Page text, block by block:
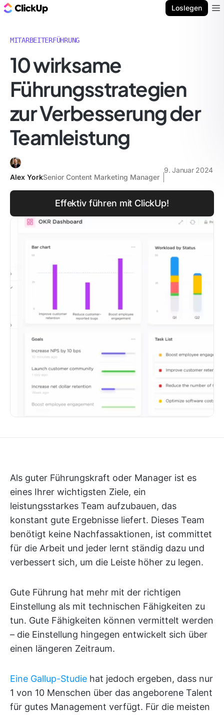
Loslegen
MITARBEITERFÜHRUNG
10 wirksame
Führungsstrategien
zur Verbesserung der
Teamleistung
Alex YorkSenior Content Marketing Manager
9. Januar 2024
Effektiv führen mit ClickUp!
Als guter Führungskraft oder Manager ist es
eines Ihrer wichtigsten Ziele, ein
leistungsstarkes Team aufzubauen, das
konstant gute Ergebnisse liefert. Dieses Team
benötigt keine Nachfassaktionen, ist committet
für die Arbeit und jeder lernt ständig dazu und
verbessert sich, um die Leiste höher zu legen.
Gute Führung hat mehr mit der richtigen
Einstellung als mit technischen Fähigkeiten zu
tun. Gute Fähigkeiten können vermittelt werden
– die Einstellung hingegen entwickelt sich über
einen längeren Zeitraum.
Eine Gallup-Studie hat jedoch ergeben, dass nur
1 von 10 Menschen über das angeborene Talent
für gutes Management verfügt. Für die meisten